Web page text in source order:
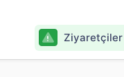
p
y
a
Ziyaretçiler